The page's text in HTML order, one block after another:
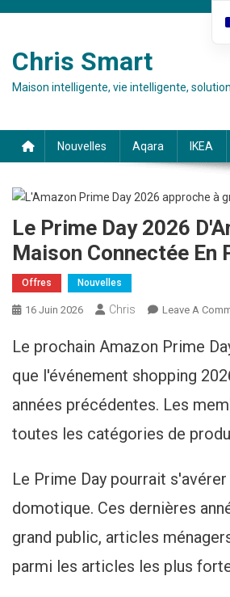
Chris Smart
Maison intelligente, vie intelligente,
Nouvelles Aqara IKEA
Le Prime Day 2026
Maison Connectée En
Offres Nouvelles
16 Juin 2026 Chris Leave A
Le prochain Amazon Prime
que l'événement shopping
années précédentes. Les
toutes les catégories de
Le Prime Day pourrait
domotique. Ces dernières
grand public, articles
parmi les articles les plus